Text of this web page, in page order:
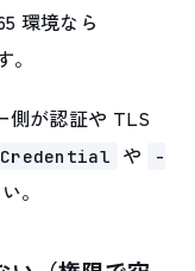
環境なら
側が認証や TLS
や
-
。